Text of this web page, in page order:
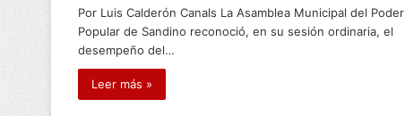
Por Luis Calderón Canals La Asamblea Municipal del Poder
Popular de Sandino reconoció, en su sesión ordinaria, el
desempeño del…
Leer más »